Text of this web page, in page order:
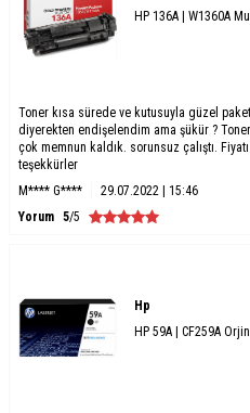
HP 136A | W1360A
Toner kısa sürede ve kutusuyla güzel
diyerekten endişelendim ama şükür ?
çok memnun kaldık. sorunsuz çalıştı.
teşekkürler
M**** G****
29.07.2022 | 15:46
Yorum 5/5
Hp
HP 59A | CF259A